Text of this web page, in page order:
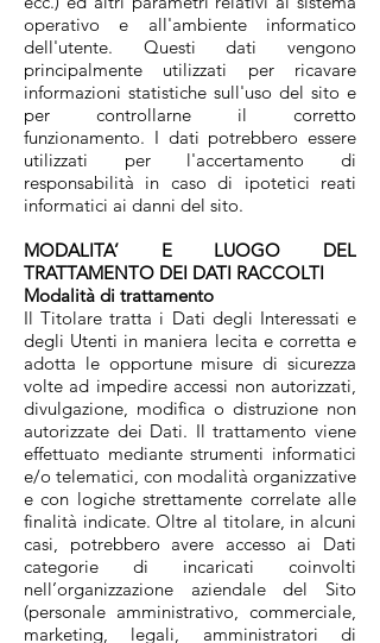
operativo e all'ambiente informatico
dell'utente. Questi dati vengono
principalmente utilizzati per ricavare
informazioni statistiche sull'uso del sito e
per controllarne il corretto
funzionamento. I dati potrebbero essere
utilizzati per l'accertamento di
responsabilità in caso di ipotetici reati
informatici ai danni del sito.
MODALITA’ E LUOGO DEL
TRATTAMENTO DEI DATI RACCOLTI
Modalità di trattamento
Il Titolare tratta i Dati degli Interessati e
degli Utenti in maniera lecita e corretta e
adotta le opportune misure di sicurezza
volte ad impedire accessi non autorizzati,
divulgazione, modifica o distruzione non
autorizzate dei Dati. Il trattamento viene
effettuato mediante strumenti informatici
e/o telematici, con modalità organizzative
e con logiche strettamente correlate alle
finalità indicate. Oltre al titolare, in alcuni
casi, potrebbero avere accesso ai Dati
categorie di incaricati coinvolti
nell’organizzazione aziendale del Sito
(personale amministrativo, commerciale,
marketing, legali, amministratori di